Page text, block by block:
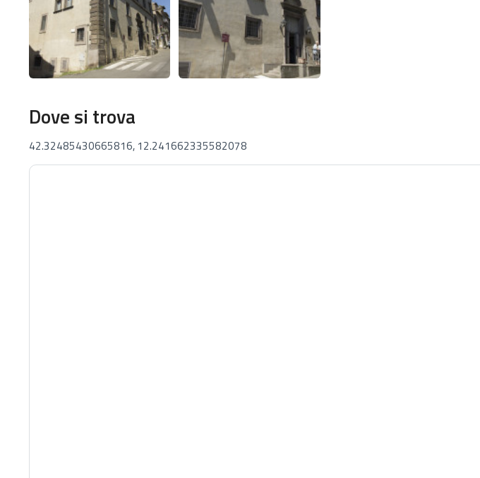
Dove si trova
42.32485430665816, 12.241662335582078